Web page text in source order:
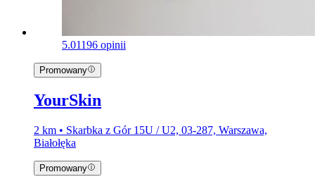
5.01196 opinii
Promowany
YourSkin
2 km • Skarbka z Gór 15U / U2, 03-287, Warszawa,
Białołęka
Promowany